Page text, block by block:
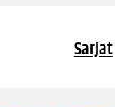
Sarjat